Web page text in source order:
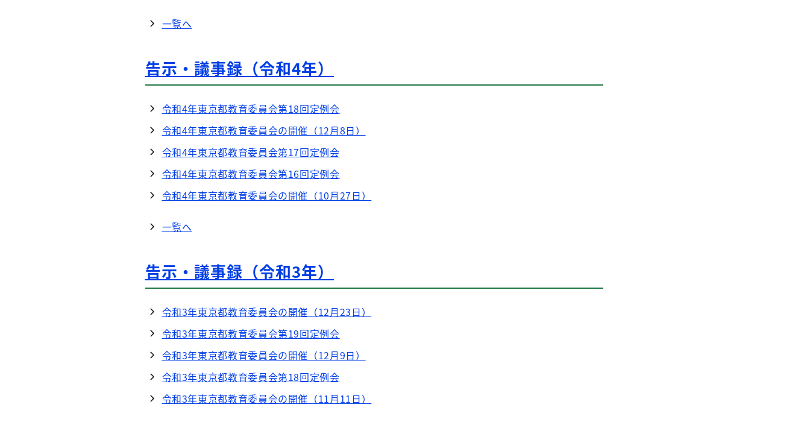
一覧へ
告示・議事録（令和4年）
令和4年東京都教育委員会第18回定例会
令和4年東京都教育委員会の開催（12月8日）
令和4年東京都教育委員会第17回定例会
令和4年東京都教育委員会第16回定例会
令和4年東京都教育委員会の開催（10月27日）
一覧へ
告示・議事録（令和3年）
令和3年東京都教育委員会の開催（12月23日）
令和3年東京都教育委員会第19回定例会
令和3年東京都教育委員会の開催（12月9日）
令和3年東京都教育委員会第18回定例会
令和3年東京都教育委員会の開催（11月11日）